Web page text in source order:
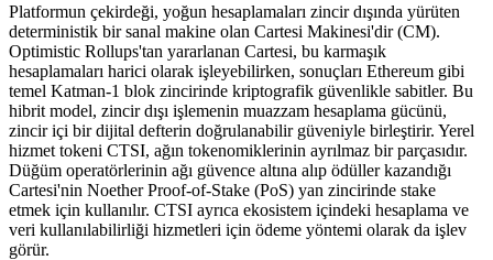
Platformun çekirdeği, yoğun hesaplamaları zincir dışında yürüten
deterministik bir sanal makine olan Cartesi Makinesi'dir (CM).
Optimistic Rollups'tan yararlanan Cartesi, bu karmaşık
hesaplamaları harici olarak işleyebilirken, sonuçları Ethereum gibi
temel Katman-1 blok zincirinde kriptografik güvenlikle sabitler. Bu
hibrit model, zincir dışı işlemenin muazzam hesaplama gücünü,
zincir içi bir dijital defterin doğrulanabilir güveniyle birleştirir. Yerel
hizmet tokeni CTSI, ağın tokenomiklerinin ayrılmaz bir parçasıdır.
Düğüm operatörlerinin ağı güvence altına alıp ödüller kazandığı
Cartesi'nin Noether Proof-of-Stake (PoS) yan zincirinde stake
etmek için kullanılır. CTSI ayrıca ekosistem içindeki hesaplama ve
veri kullanılabilirliği hizmetleri için ödeme yöntemi olarak da işlev
görür.